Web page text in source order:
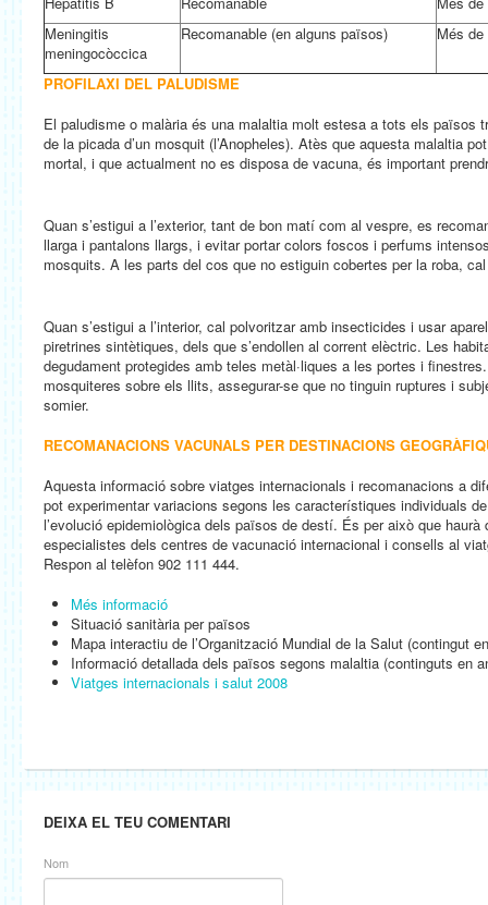
Meningitis
meningocòccica
Recomanable (en alguns països) Més
PROFILAXI DEL PALUDISME
El paludisme o malària és una malaltia molt estesa a tots els països
de la picada d’un mosquit (l’Anopheles). Atès que aquesta malaltia
mortal, i que actualment no es disposa de vacuna, és important
Quan s’estigui a l’exterior, tant de bon matí com al vespre, es
llarga i pantalons llargs, i evitar portar colors foscos i perfums
mosquits. A les parts del cos que no estiguin cobertes per la roba, cal
Quan s’estigui a l’interior, cal polvoritzar amb insecticides i usar
piretrines sintètiques, dels que s’endollen al corrent elèctric. Les
degudament protegides amb teles metàl·liques a les portes i
mosquiteres sobre els llits, assegurar-se que no tinguin ruptures i
somier.
RECOMANACIONS VACUNALS PER DESTINACIONS
Aquesta informació sobre viatges internacionals i recomanacions a
pot experimentar variacions segons les característiques individuals
l’evolució epidemiològica dels països de destí. És per això que
especialistes dels centres de vacunació internacional i consells al
Respon al telèfon 902 111 444.
Més informació
Situació sanitària per països
Mapa interactiu de l’Organització Mundial de la Salut (contingut
Informació detallada dels països segons malaltia (continguts en
Viatges internacionals i salut 2008
DEIXA EL TEU COMENTARI
Nom